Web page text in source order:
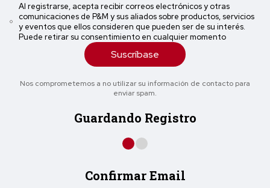
Al registrarse, acepta recibir correos electrónicos y otras
comunicaciones de P&M y sus aliados sobre productos, servicios
y eventos que ellos consideren que pueden ser de su interés.
Puede retirar su consentimiento en cualquier momento
Suscríbase
Nos comprometemos a no utilizar su información de contacto para
enviar spam.
Guardando Registro
Confirmar Email